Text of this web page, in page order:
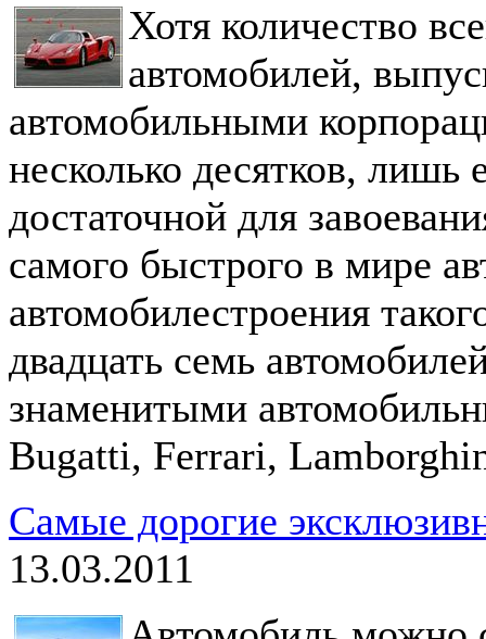
Хотя количество
автомобилей,
автомобильными
несколько десятков,
достаточной для
самого быстрого в мире
автомобилестроения
двадцать семь
знаменитыми
Bugatti, Ferrari,
Самые дорогие
13.03.2011